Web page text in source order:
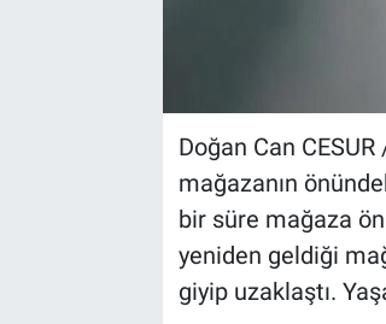
Doğan Can
mağazanın
bir süre mağaza
yeniden geldiği
giyip uzaklaştı.